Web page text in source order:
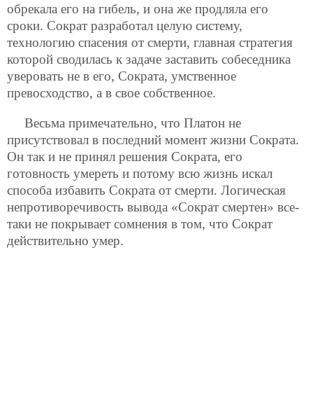
обрекала его на гибель, и она же продляла его
сроки. Сократ разработал целую систему,
технологию спасения от смерти, главная стратегия
которой сводилась к задаче заставить собеседника
уверовать не в его, Сократа, умственное
превосходство, а в свое собственное.
Весьма примечательно, что Платон не
присутствовал в последний момент жизни Сократа.
Он так и не принял решения Сократа, его
готовность умереть и потому всю жизнь искал
способа избавить Сократа от смерти. Логическая
непротиворечивость вывода «Сократ смертен» все-
таки не покрывает сомнения в том, что Сократ
действительно умер.